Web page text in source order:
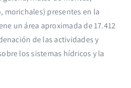
morichales) presentes en la
un área aproximada de 17.412
de las actividades y
los sistemas hídricos y la